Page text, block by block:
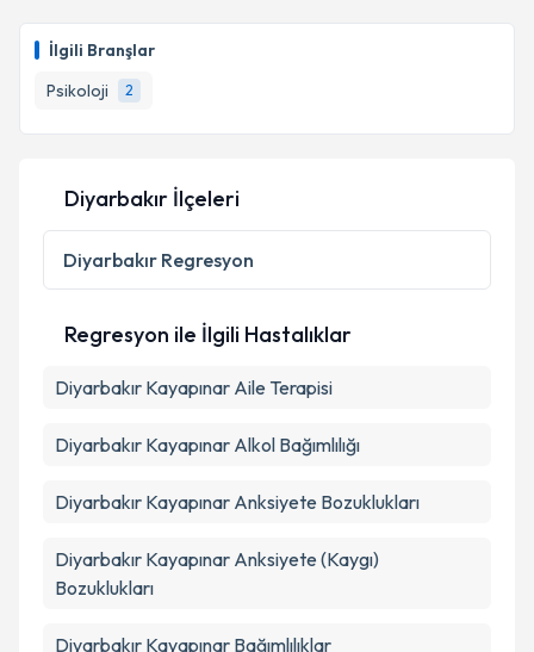
İlgili Branşlar
Psikoloji
2
randevu almanız için bir takvim hazırlandığında e-
posta ile bilgilendireceğiz.
E-posta Adresiniz
Kişisel verilerimin işlenmesine ilişkin
Metni 'ni okudum ve kişisel verilerimin belirtilen
Diyarbakır İlçeleri
Diyarbakır Regresyon
Regresyon ile İlgili Hastalıklar
Diyarbakır Kayapınar Aile Terapisi
Diyarbakır Kayapınar Alkol Bağımlılığı
Diyarbakır Kayapınar Anksiyete Bozuklukları
Diyarbakır Kayapınar Anksiyete (Kaygı)
Bozuklukları
Diyarbakır Kayapınar Bağımlılıklar